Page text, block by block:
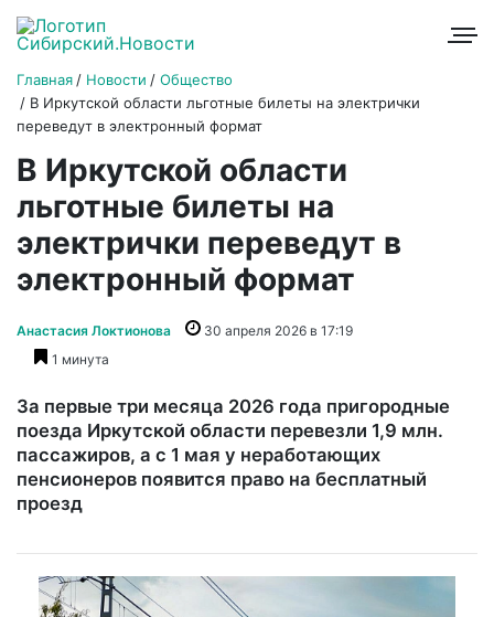
Главная Новости
Общество
В Иркутской области льготные билеты на электрички
переведут в электронный формат
В Иркутской области
льготные билеты на
электрички переведут в
электронный формат
Анастасия Локтионова
30 апреля 2026 в 17:19
1 минута
За первые три месяца 2026 года пригородные
поезда Иркутской области перевезли 1,9 млн.
пассажиров, а с 1 мая у неработающих
пенсионеров появится право на бесплатный
проезд